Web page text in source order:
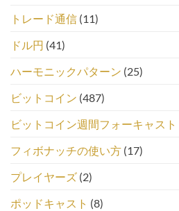
トレード通信 (11)
ドル円 (41)
ハーモニックパターン (25)
ビットコイン (487)
ビットコイン週間フォーキャスト
フィボナッチの使い方 (17)
プレイヤーズ (2)
ポッドキャスト (8)